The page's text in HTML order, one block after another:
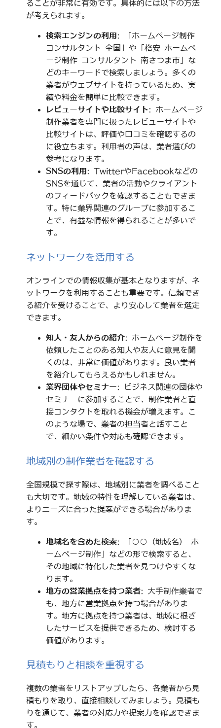
ることが非常に有効です。具体的には以下の方法
が考えられます。
検索エンジンの利用 : 「ホームページ制作
コンサルタント 全国」や「格安 ホームペ
ージ制作 コンサルタント 南さつま市」な
どのキーワードで検索しましょう。多くの
業者がウェブサイトを持っているため、実
績や料金を簡単に比較できます。
レビューサイトや比較サイト: ホームページ
制作業者を専門に扱ったレビューサイトや
比較サイトは、評価や口コミを確認するの
に役立ちます。利用者の声は、業者選びの
参考になります。
SNSの利用 : TwitterやFacebookなどの
SNSを通じて、業者の活動やクライアント
のフィードバックを確認することもできま
す。特に業界関連のグループに参加するこ
とで、有益な情報を得られることが多いで
す。
ネットワークを活用する
オンラインでの情報収集が基本となりますが、ネ
ットワークを利用することも重要です。信頼でき
る紹介を受けることで、より安心して業者を選定
できます。
知人・友人からの紹介: ホームページ制作を
依頼したことのある知人や友人に意見を聞
くのは、非常に価値があります。良い業者
を紹介してもらえるかもしれません。
業界団体やセミナー: ビジネス関連の団体や
セミナーに参加することで、制作業者と直
接コンタクトを取れる機会が増えます。こ
のような場で、業者の担当者と話すこと
で、細かい条件や対応も確認できます。
地域別の制作業者を確認する
全国規模で探す際は、地域別に業者を調べること
も大切です。地域の特性を理解している業者は、
よりニーズに合った提案ができる場合がありま
す。
地域名を含めた検索: 「○○（地域名） ホ
ームページ制作」などの形で検索すると、
その地域に特化した業者を見つけやすくな
ります。
地方の営業拠点を持つ業者: 大手制作業者で
も、地方に営業拠点を持つ場合がありま
す。地方に拠点を持つ業者は、地域に根ざ
したサービスを提供できるため、検討する
価値があります。
見積もりと相談を重視する
複数の業者をリストアップしたら、各業者から見
積もりを取り、直接相談してみましょう。見積も
りを通じて、業者の対応力や提案力を確認できま
す。